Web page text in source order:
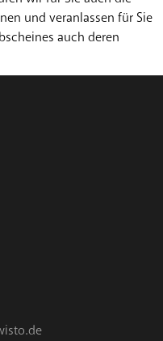
und veranlassen für Sie
auch deren